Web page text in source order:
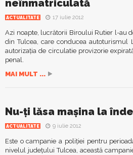
neînmatriculată
ACTUALITATE 17 iulie 2012
Azi noapte, lucrătorii Biroului Rutier l-au
din Tulcea, care conducea autoturismul
autorizaţia de circulatie provizorie
penal.
MAI MULT ...
Nu-ţi lăsa maşina la
ACTUALITATE 9 iulie 2012
Este o campanie a poliţiei pentru
nivelul judeţului Tulcea, această